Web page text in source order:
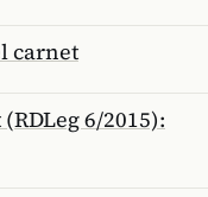
carnet
6/2015):